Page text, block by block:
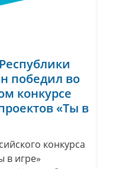
победил во
конкурсе
«Ты в
конкурса
в игре»